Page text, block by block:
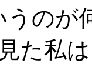
うのが
た私